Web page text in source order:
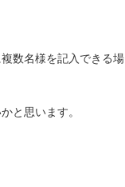
数名様を記入できる場
と思います。